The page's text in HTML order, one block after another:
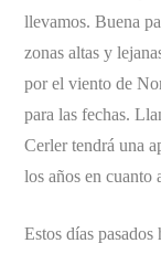
llevamos. Buena
zonas altas y
por el viento de
para las fechas.
Cerler tendrá una
los años en cuanto
Estos días